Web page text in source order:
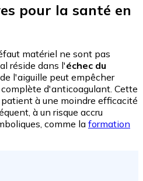
pour la santé en
matériel ne sont pas
réside dans l'échec du
l'aiguille peut empêcher
d'anticoagulant. Cette
à une moindre efficacité
à un risque accru
comme la formation